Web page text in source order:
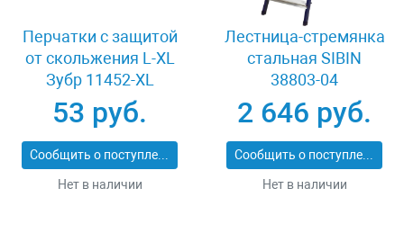
Перчатки с защитой
от скольжения L-XL
Зубр 11452-XL
53 руб.
Сообщить о поступлении
Нет в наличии
Лестница-стремянка
стальная SIBIN
38803-04
2 646 руб.
Сообщить о поступлении
Нет в наличии